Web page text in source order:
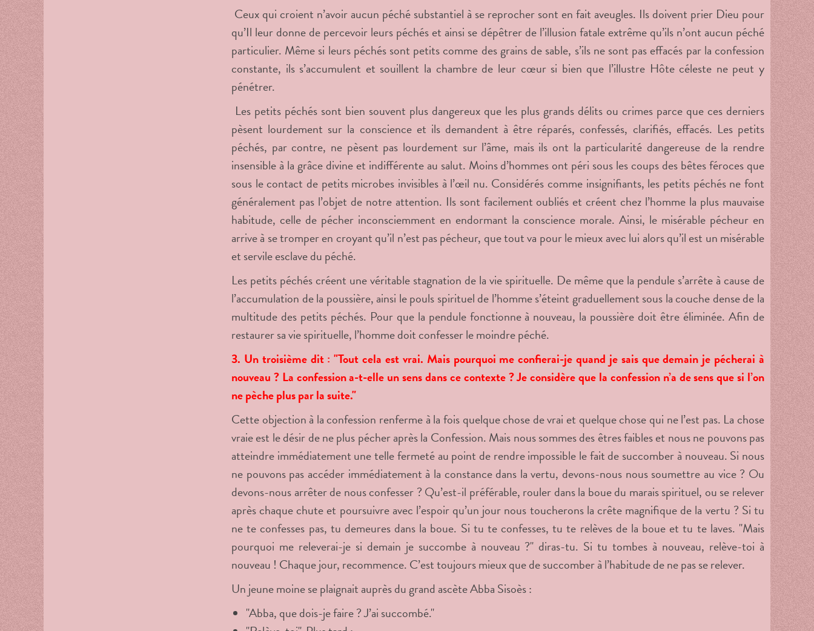
Ceux qui croient n’avoir aucun péché substantiel à se reprocher sont en fait aveugles. Ils doivent prier Dieu pour
qu’Il leur donne de percevoir leurs péchés et ainsi se dépêtrer de l’illusion fatale extrême qu’ils n’ont aucun péché
particulier. Même si leurs péchés sont petits comme des grains de sable, s’ils ne sont pas effacés par la confession
constante, ils s’accumulent et souillent la chambre de leur cœur si bien que l’illustre Hôte céleste ne peut y
pénétrer.
Les petits péchés sont bien souvent plus dangereux que les plus grands délits ou crimes parce que ces derniers
pèsent lourdement sur la conscience et ils demandent à être réparés, confessés, clarifiés, effacés. Les petits
péchés, par contre, ne pèsent pas lourdement sur l’âme, mais ils ont la particularité dangereuse de la rendre
insensible à la grâce divine et indifférente au salut. Moins d’hommes ont péri sous les coups des bêtes féroces que
sous le contact de petits microbes invisibles à l’œil nu. Considérés comme insignifiants, les petits péchés ne font
généralement pas l’objet de notre attention. Ils sont facilement oubliés et créent chez l’homme la plus mauvaise
habitude, celle de pécher inconsciemment en endormant la conscience morale. Ainsi, le misérable pécheur en
arrive à se tromper en croyant qu’il n’est pas pécheur, que tout va pour le mieux avec lui alors qu’il est un misérable
et servile esclave du péché.
Les petits péchés créent une véritable stagnation de la vie spirituelle. De même que la pendule s’arrête à cause de
l’accumulation de la poussière, ainsi le pouls spirituel de l’homme s’éteint graduellement sous la couche dense de la
multitude des petits péchés. Pour que la pendule fonctionne à nouveau, la poussière doit être éliminée. Afin de
restaurer sa vie spirituelle, l’homme doit confesser le moindre péché.
3. Un troisième dit : "Tout cela est vrai. Mais pourquoi me confierai-je quand je sais que demain je pécherai à
nouveau ? La confession a-t-elle un sens dans ce contexte ? Je considère que la confession n’a de sens que si l’on
ne pèche plus par la suite."
Cette objection à la confession renferme à la fois quelque chose de vrai et quelque chose qui ne l’est pas. La chose
vraie est le désir de ne plus pécher après la Confession. Mais nous sommes des êtres faibles et nous ne pouvons pas
atteindre immédiatement une telle fermeté au point de rendre impossible le fait de succomber à nouveau. Si nous
ne pouvons pas accéder immédiatement à la constance dans la vertu, devons-nous nous soumettre au vice ? Ou
devons-nous arrêter de nous confesser ? Qu’est-il préférable, rouler dans la boue du marais spirituel, ou se relever
après chaque chute et poursuivre avec l’espoir qu’un jour nous toucherons la crête magnifique de la vertu ? Si tu
ne te confesses pas, tu demeures dans la boue. Si tu te confesses, tu te relèves de la boue et tu te laves. "Mais
pourquoi me releverai-je si demain je succombe à nouveau ?" diras-tu. Si tu tombes à nouveau, relève-toi à
nouveau ! Chaque jour, recommence. C’est toujours mieux que de succomber à l’habitude de ne pas se relever.
Un jeune moine se plaignait auprès du grand ascète Abba Sisoès :
"Abba, que dois-je faire ? J’ai succombé."